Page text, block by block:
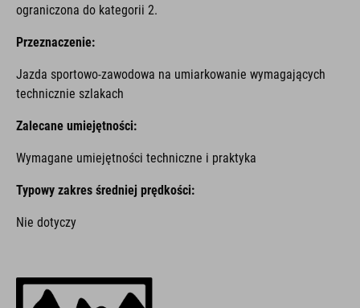
ograniczona do kategorii 2.
Przeznaczenie:
Jazda sportowo-zawodowa na umiarkowanie wymagających
technicznie szlakach
Zalecane umiejętności:
Wymagane umiejętności techniczne i praktyka
Typowy zakres średniej prędkości:
Nie dotyczy